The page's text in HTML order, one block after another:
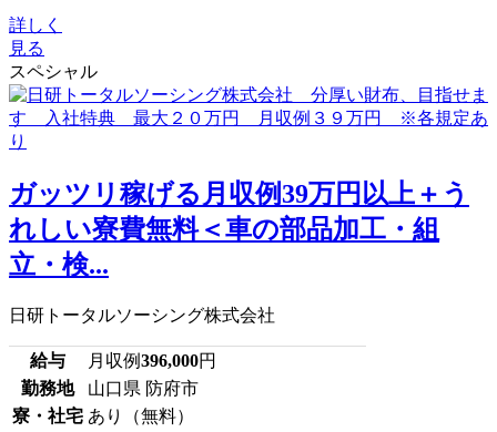
詳しく
見る
スペシャル
ガッツリ稼げる月収例39万円以上＋う
れしい寮費無料＜車の部品加工・組
立・検...
日研トータルソーシング株式会社
給与 月収例396,000円
勤務地
山口県 防府市
寮・社宅 あり（無料）